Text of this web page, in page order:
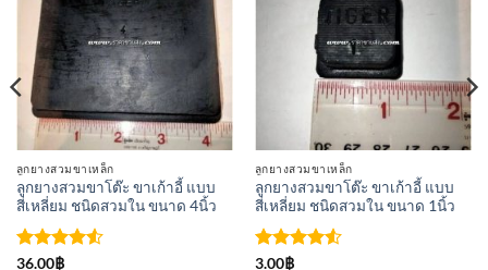
รายการ
ติดตาม
ลูกยางสวมขาเหล็ก
ลูกยางสวมขาโต๊ะ ขาเก้าอี้ แบบ
สี่เหลี่ยม ชนิดสวมใน ขนาด 4นิ้ว
ให้คะแนน
36.00฿
ติดตาม
ลูกยางสวมขาเหล็ก
ลูกยางสวมขาโต๊ะ ขาเก้าอี้ แบบ
สี่เหลี่ยม ชนิดสวมใน ขนาด 1นิ้ว
ให้คะแนน
3.00฿